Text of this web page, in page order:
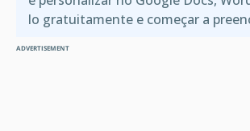
lo gratuitamente e começar a
ADVERTISEMENT